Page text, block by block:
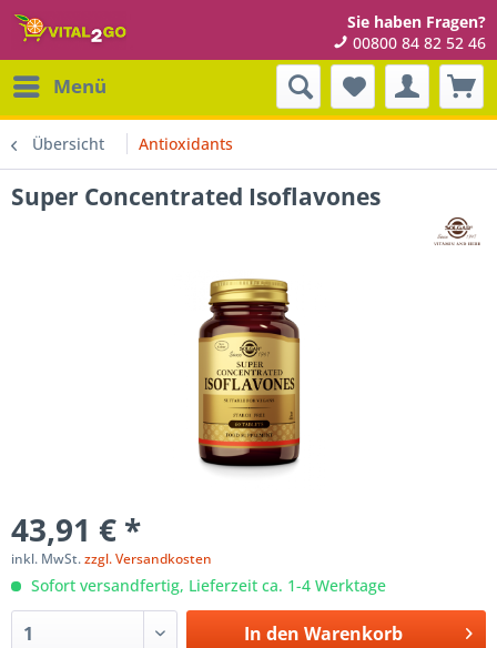
Sie haben Fragen?
00800 84 82 52 46
Menü
Übersicht Antioxidants
Super Concentrated Isoflavones
43,91 € *
inkl. MwSt.zzgl. Versandkosten
Sofort versandfertig, Lieferzeit ca. 1-4 Werktage
In den Warenkorb